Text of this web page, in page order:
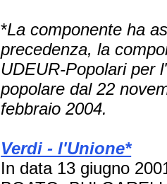
*La componente ha
precedenza, la
UDEUR-Popolari per
popolare dal 22
febbraio 2004.
Verdi - l'Unione*
In data 13 giugno